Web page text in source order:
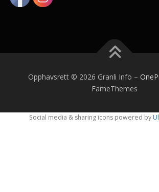
Opphavsrett © 2026 Granli Info –
FameThemes
Social media & sharing icons powered by